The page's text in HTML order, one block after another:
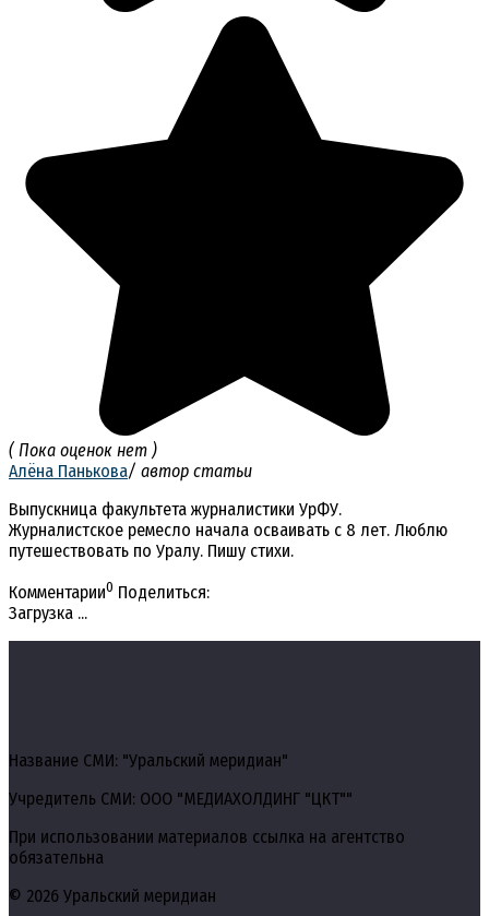
( Пока оценок нет )
Алёна Панькова/ автор статьи
Выпускница факультета журналистики УрФУ.
Журналистское ремесло начала осваивать с 8 лет. Люблю
путешествовать по Уралу. Пишу стихи.
Комментарии0 Поделиться:
Загрузка ...
Название СМИ: "Уральский меридиан"
Учредитель СМИ: ООО "МЕДИАХОЛДИНГ "ЦКТ""
При использовании материалов ссылка на агентство
обязательна
© 2026 Уральский меридиан